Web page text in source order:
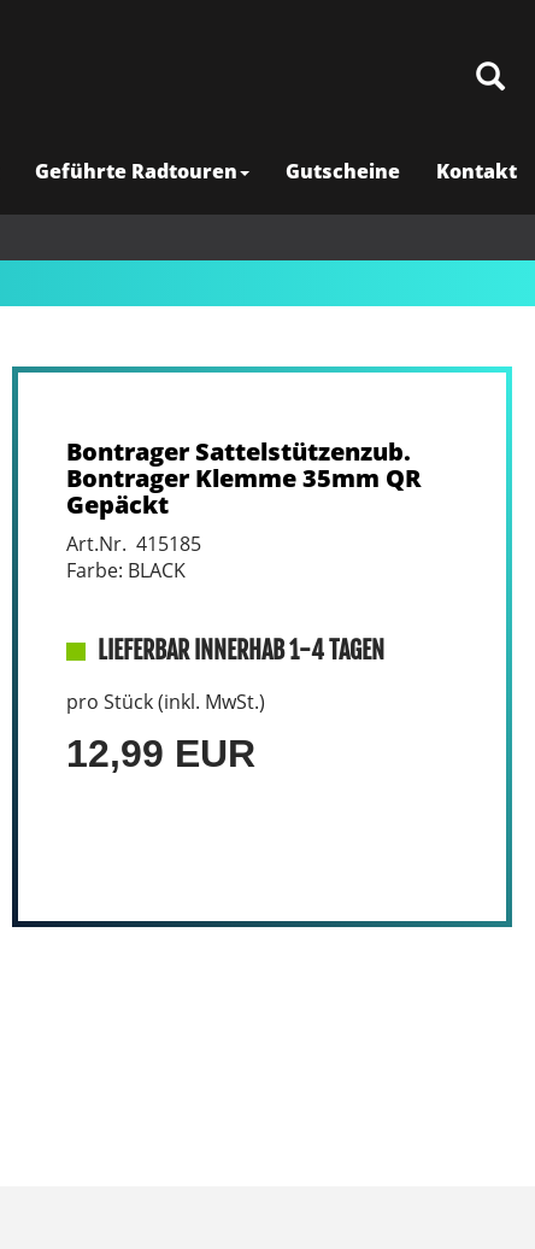
Geführte Radtouren Gutscheine Kontakt
Bontrager Sattelstützenzub.
Bontrager Klemme 35mm QR
Gepäckt
Art.Nr. 415185
Farbe: BLACK
LIEFERBAR INNERHAB 1-4 TAGEN
pro Stück (inkl. MwSt.)
12,99 EUR